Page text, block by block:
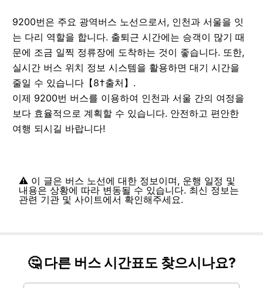
9200번은 주요 광역버스 노선으로서, 인천과 서울을 잇
는 다리 역할을 합니다. 출퇴근 시간에는 승객이 많기 때
문에 조금 일찍 정류장에 도착하는 것이 좋습니다. 또한,
실시간 버스 위치 정보 시스템을 활용하면 대기 시간을
줄일 수 있습니다【8†출처】.
이제 9200번 버스를 이용하여 인천과 서울 간의 여정을
보다 효율적으로 계획할 수 있습니다. 안전하고 편안한
여행 되시길 바랍니다!
⚠️ 이 글은 버스 노선에 대한 정보이며, 운행 일정 및
내용은 상황에 따라 변동될 수 있습니다. 최신 정보는
관련 기관 및 사이트에서 확인해주세요.
🤔 다른 버스 시간표도 찾으시나요?